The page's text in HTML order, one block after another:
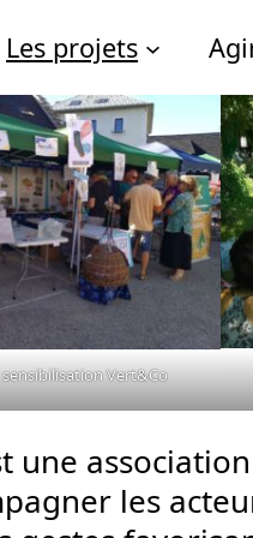
Les projets
Vert&Co
une
les